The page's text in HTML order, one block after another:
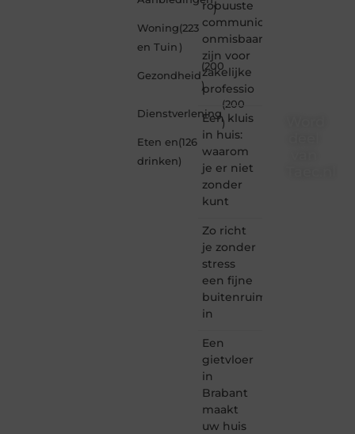
)
Woning
en Tuin
(223
)
Gezondheid
(200
)
Dienstverlening
(200
)
Eten en
drinken
(126
)
robuuste
communicatiemiddelen
onmisbaar
zijn voor
zakelijke
professio
Een kluis
in huis:
waarom
je er niet
zonder
kunt
Zo richt
je zonder
stress
een fijne
buitenruimte
in
Een
gietvloer
in
Brabant
maakt
uw huis